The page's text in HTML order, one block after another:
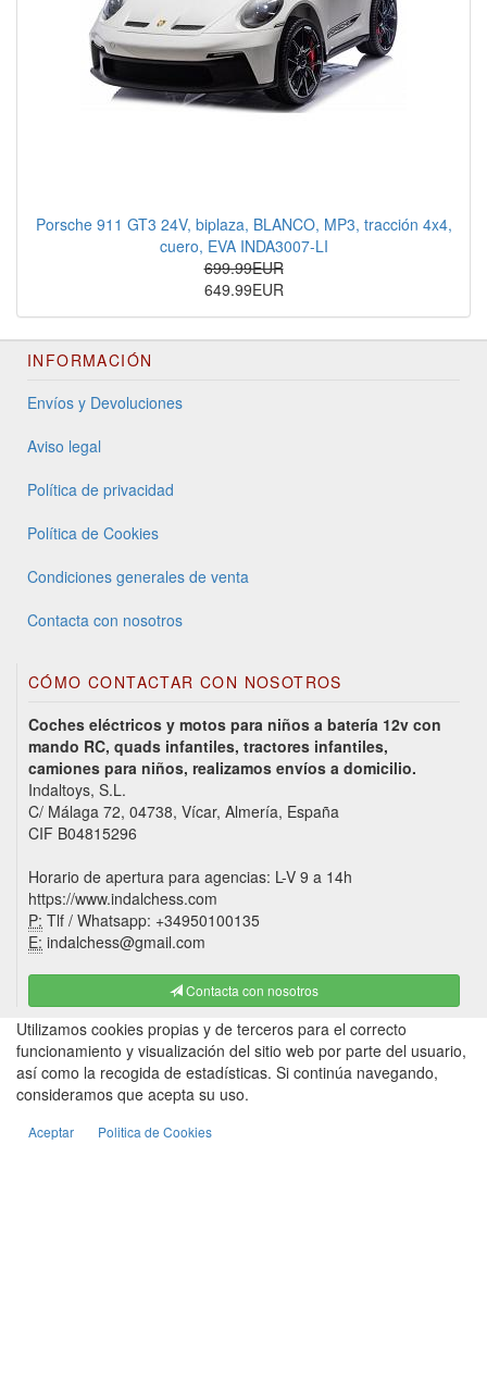
Porsche 911 GT3 24V, biplaza, BLANCO, MP3, tracción 4x4,
cuero, EVA INDA3007-LI
699.99EUR
649.99EUR
INFORMACIÓN
Envíos y Devoluciones
Aviso legal
Política de privacidad
Política de Cookies
Condiciones generales de venta
Contacta con nosotros
CÓMO CONTACTAR CON NOSOTROS
Coches eléctricos y motos para niños a batería 12v con
mando RC, quads infantiles, tractores infantiles,
camiones para niños, realizamos envíos a domicilio.
Indaltoys, S.L.
C/ Málaga 72, 04738, Vícar, Almería, España
CIF B04815296
Horario de apertura para agencias: L-V 9 a 14h
https://www.indalchess.com
P: Tlf / Whatsapp: +34950100135
E: indalchess@gmail.com
Contacta con nosotros
Utilizamos cookies propias y de terceros para el correcto
funcionamiento y visualización del sitio web por parte del usuario,
así como la recogida de estadísticas. Si continúa navegando,
consideramos que acepta su uso.
Aceptar Politica de Cookies